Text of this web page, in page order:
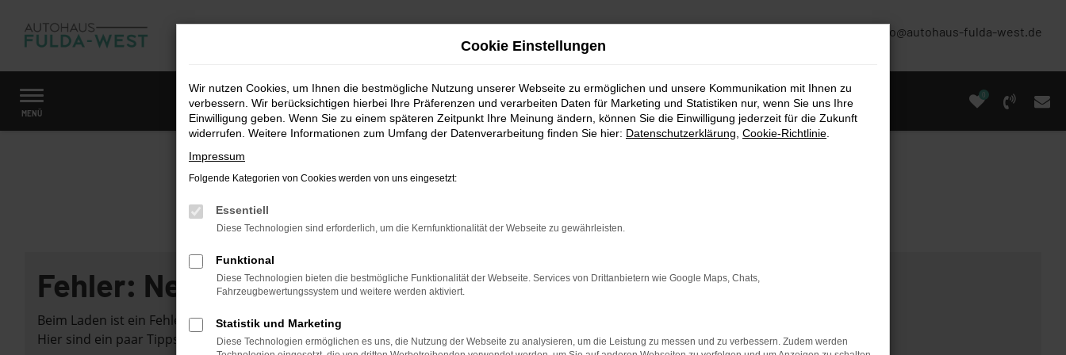
Zum
Hauptinhalt
info@autohaus-fulda-west.de
MENÜ
0
Startseite Fahrzeugmarkt
Fehler: Network Error
Beim Laden ist ein Fehler aufgetreten.
Hier sind ein paar Tipps, die dir helfen können:
Cookie Einstellungen
Wir nutzen Cookies, um Ihnen die bestmögliche Nutzung unserer Webseite zu ermöglichen und unsere Kommunikation mit Ihnen zu
verbessern. Wir berücksichtigen hierbei Ihre Präferenzen und verarbeiten Daten für Marketing und Statistiken nur, wenn Sie uns Ihre
Einwilligung geben. Wenn Sie zu einem späteren Zeitpunkt Ihre Meinung ändern, können Sie die Einwilligung jederzeit für die Zukunft
widerrufen. Weitere Informationen zum Umfang der Datenverarbeitung finden Sie hier: Datenschutzerklärung Cookie-Richtlinie
Impressum
Folgende Kategorien von Cookies werden von uns eingesetzt:
Essentiell
Diese Technologien sind erforderlich, um die Kernfunktionalität der Webseite zu gewährleisten.
Funktional
Diese Technologien bieten die bestmögliche Funktionalität der Webseite. Services von Drittanbietern wie Google Maps, Chats,
Fahrzeugbewertungssystem und weitere werden aktiviert.
Statistik und Marketing
Diese Technologien ermöglichen es uns, die Nutzung der Webseite zu analysieren, um die Leistung zu messen und zu verbessern. Zudem werden